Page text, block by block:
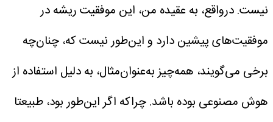
نیست. درواقع، به عقیده من، این موفقیت ریشه در
موفقیت‌های پیشین دارد و این‌طور نیست که، چنان‌چه
برخی می‌گویند، همه‌چیز به‌عنوان‌مثال، به دلیل استفاده از
هوش مصنوعی بوده باشد. چراکه اگر این‌طور بود، طبیعتا